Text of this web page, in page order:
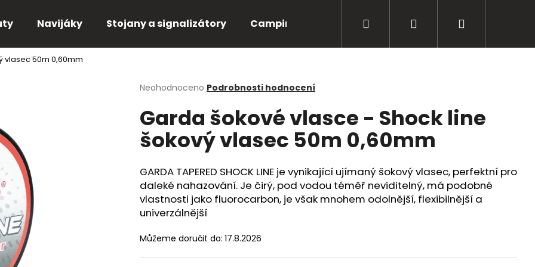
Navijáky Stojany a signalizátory Camping Bižuterie Péče o úlovky
Přihlášení
vlasec 50m 0,60mm
Průměrné
produktu
je
0,0
z
hvězdiček.
Neohodnoceno Podrobnosti hodnocení
Garda šokové vlasce - Shock line
šokový vlasec 50m 0,60mm
GARDA TAPERED SHOCK LINE je vynikající ujímaný šokový vlasec, perfektní pro
daleké nahazování. Je čirý, pod vodou téměř neviditelný, má podobné
vlastnosti jako fluorocarbon, je však mnohem odolnější, flexibilnější a
univerzálnější
Můžeme doručit do: 17.8.2026
Co potřebujete najít?
HLEDAT